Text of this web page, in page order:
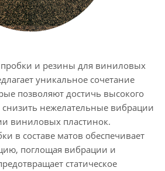
и резины для виниловых
уникальное сочетание
позволяют достичь высокого
снизить нежелательные вибрации
виниловых пластинок.
в составе матов обеспечивает
поглощая вибрации и
статическое